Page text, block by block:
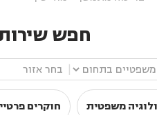
חפש
משפטית חוקרים